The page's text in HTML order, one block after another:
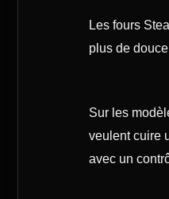
Les fours
plus de
Sur les
veulent cuire
avec un